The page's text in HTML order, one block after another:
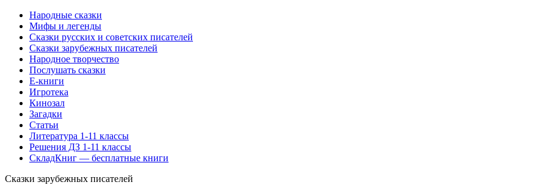
Народные сказки
Мифы и легенды
Сказки русских и советских писателей
Сказки зарубежных писателей
Народное творчество
Послушать сказки
Е-книги
Игротека
Кинозал
Загадки
Статьи
Литература 1-11 классы
Решения ДЗ 1-11 классы
СкладКниг — бесплатные книги
Сказки зарубежных писателей